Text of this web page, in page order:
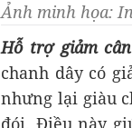
Ảnh minh họa:
Hỗ trợ giảm
chanh dây có
nhưng lại giàu